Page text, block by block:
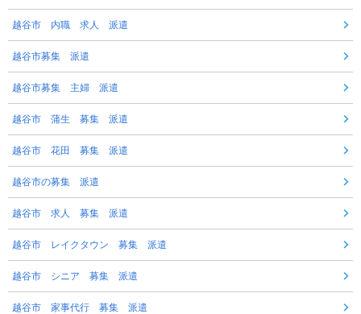
越谷市 内職 求人 派遣
越谷市募集 派遣
越谷市募集 主婦 派遣
越谷市 蒲生 募集 派遣
越谷市 花田 募集 派遣
越谷市の募集 派遣
越谷市 求人 募集 派遣
越谷市 レイクタウン 募集 派遣
越谷市 シニア 募集 派遣
越谷市 家事代行 募集 派遣